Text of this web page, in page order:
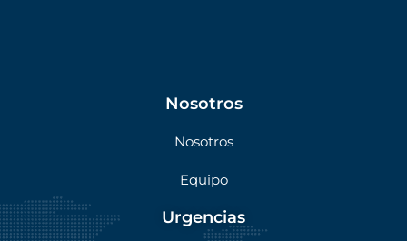
Nosotros
Nosotros
Equipo
Urgencias